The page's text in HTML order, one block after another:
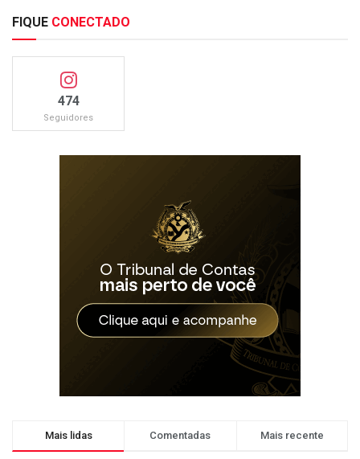
FIQUE CONECTADO
474
Seguidores
Mais lidas Comentadas Mais recente